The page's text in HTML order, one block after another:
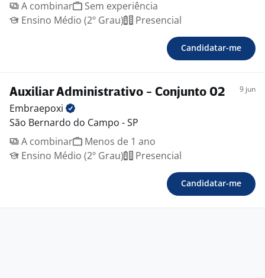
A combinar
Sem experiência
Ensino Médio (2º Grau)
Presencial
Candidatar-me
Auxiliar Administrativo - Conjunto 02 9 jun
Embraepoxi
São Bernardo do Campo - SP
A combinar
Menos de 1 ano
Ensino Médio (2º Grau)
Presencial
Candidatar-me